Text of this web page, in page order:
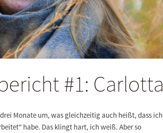
#1: Carlotta
Monate um, was gleichzeitig auch heißt, dass ich
habe. Das klingt hart, ich weiß. Aber so